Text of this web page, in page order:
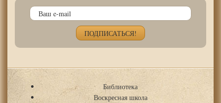
Библиотека
Воскресная школа